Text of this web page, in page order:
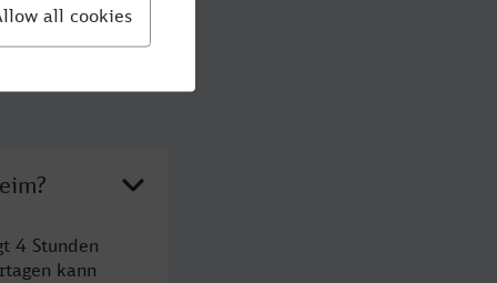
4 Stunden
kann